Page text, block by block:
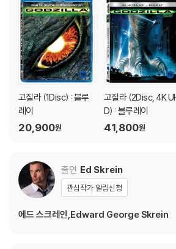
하며 흥행성은 물론,탄탄한 서사를 기반으로 한
공한 셈.전쟁 역사상 가장 드라마틱한 전투를
경험하게 만들 롤랜드에머리히 감독의 초대형
드웨이]는 해외 평단과 관객들의 호평에 이어,
최고의 기대작으로 흥행 돌풍을 일으킬 예정이다.
HOT ISSUE #2
‘미국판명량해전’ 기적 같은 전투 ‘미드웨이 해전’
[미드웨이]는 이순신 장군이 일본을 꺾은 명량
가 겪은 대패를 그린 영화로, 제국주의의 야욕을
고 전 세계 역사를 바꾼 전쟁을 생생하게 담은
수적 열세에도 불구하고,일본을 상대로 만들어
고질라 (1Disc) : 블루
레이
20,900원
고질라 (2Disc, 4K
D) : 블루레이
41,800원
출연 Ed Skrein
관심작가 알림신청
에드 스크레인,Edward George Skrein